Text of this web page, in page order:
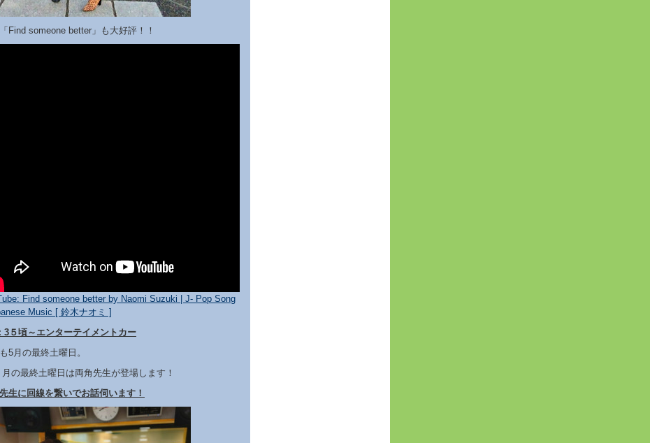
Find someone better」も大好評！！
Find someone better by Naomi Suzuki | J- Pop Song
Music [ 鈴木ナオミ ]
3５頃～エンターテイメントカー
5月の最終土曜日。
の最終土曜日は両角先生が登場します！
生に回線を繋いでお話伺います！